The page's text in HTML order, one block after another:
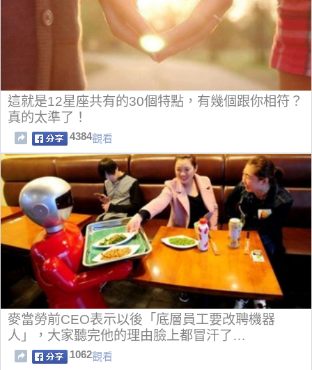
這就是12星座共有的30個特點，有幾個跟你相符？
真的太準了！
4384觀看
麥當勞前CEO表示以後「底層員工要改聘機器
人」，大家聽完他的理由臉上都冒汗了…
1062觀看